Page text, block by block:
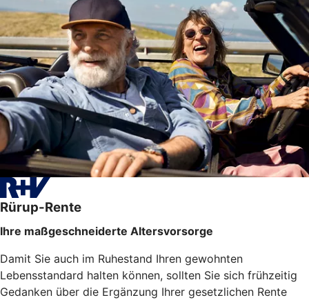
Rürup-Rente
Ihre maßgeschneiderte Altersvorsorge
Damit Sie auch im Ruhestand Ihren gewohnten
Lebensstandard halten können, sollten Sie sich frühzeitig
Gedanken über die Ergänzung Ihrer gesetzlichen Rente